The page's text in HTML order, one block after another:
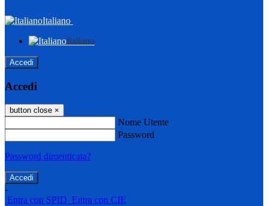
Italiano
Italiano
Accedi
Accedi
button close ×
Nome Utente
Password
Password dimenticata?
-
Entra con SPID Entra con CIE